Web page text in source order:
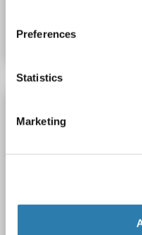
Preferences
Statistics
Marketing
Fiche technique
OPN1MW